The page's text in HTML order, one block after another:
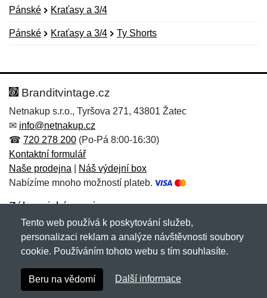
Pánské Kraťasy a 3/4
Pánské Kraťasy a 3/4 Ty Shorts
Hodnocení:
Jméno: *
Zpráva*
Jméno:
E-mail:*
Branditvintage.cz
Netnakup s.r.o., Tyršova 271, 43801 Žatec
✉ info@netnakup.cz
☎ 720 278 200 (Po-Pá 8:00-16:30)
Kontaktní formulář
Naše prodejna
Náš výdejní box
Nabízíme mnoho možností plateb.
Zákaznický servis
Novinky emailem
Copyright © 2007-2026 (19 let s vámi)Netnakup.cz
NetIQ. Všechna práva vyhrazena.
Tento web používá k poskytování služeb,
personalizaci reklam a analýze návštěvnosti soubory
cookie. Používáním tohoto webu s tím souhlasíte.
Beru na vědomí Další informace